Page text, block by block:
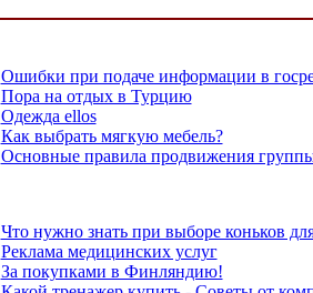
Ошибки при подаче информации в
Пора на отдых в Турцию
Одежда ellos
Как выбрать мягкую мебель?
Основные правила продвижения
Что нужно знать при выборе коньков
Реклама медицинских услуг
За покупками в Финляндию!